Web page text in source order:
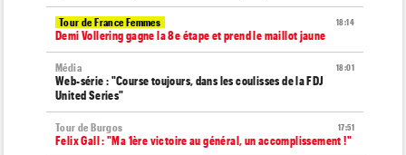
18:14
Tour de France Femmes
Demi Vollering gagne la 8e étape et prend le maillot jaune
18:01
Média
Web-série : "Course toujours, dans les coulisses de la FDJ
United Series"
17:51
Tour de Burgos
Felix Gall : "Ma 1ère victoire au général, un accomplissement !"